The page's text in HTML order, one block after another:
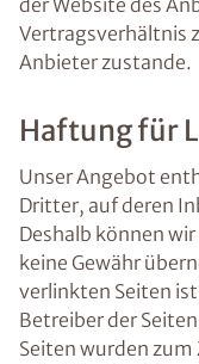
der Website des
Vertragsverhältnis
Anbieter zustande.
Haftung für
Unser Angebot
Dritter, auf deren
Deshalb können
keine Gewähr
verlinkten Seiten
Betreiber der
Seiten wurden